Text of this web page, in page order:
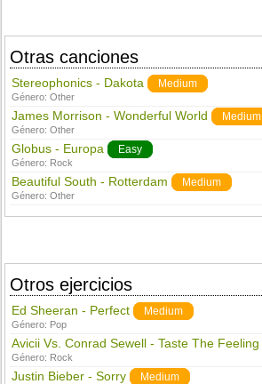
Otras canciones
Stereophonics - Dakota Medium
Género:Other
James Morrison - Wonderful World Medium
Género:Other
Globus - Europa Easy
Género: Rock
Beautiful South - Rotterdam Medium
Género:Other
Otros ejercicios
Ed Sheeran - Perfect Medium
Género: Pop
Avicii Vs. Conrad Sewell - Taste The Feeling
Género: Rock
Justin Bieber - Sorry Medium